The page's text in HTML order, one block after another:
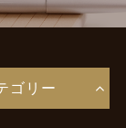
ゴリー